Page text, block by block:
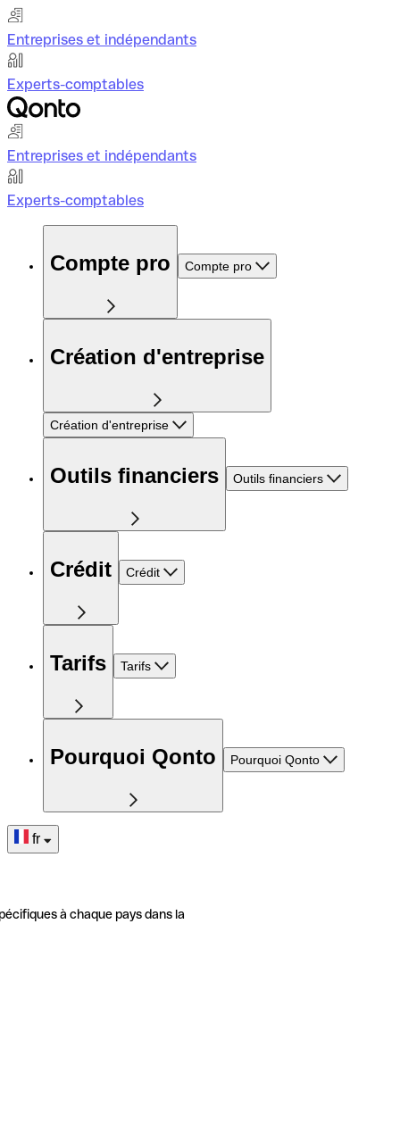
Entreprises et indépendants
Experts-comptables
Entreprises et indépendants
Experts-comptables
Compte pro Compte pro
Création d'entreprise
Création d'entreprise
Outils financiers Outils financiers
Crédit Crédit
Tarifs Tarifs
Pourquoi Qonto Pourquoi Qonto
fr
à chaque pays dans la